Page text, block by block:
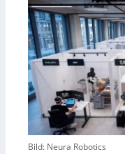
a
l
e
u
r
o
p
a
w
a
c
h
s
e
l
l
e
e
A
n
g
e
i
f
e
r
Bild: Neura Robotics